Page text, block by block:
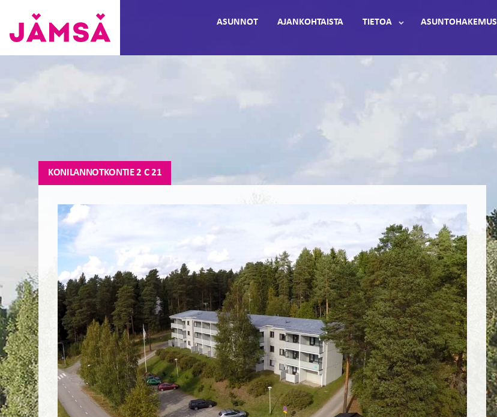
sisältöön
ASUNNOT AJANKOHTAISTA TIETOA ASUNTOHAKEMUS
KONILANNOTKONTIE 2 C 21